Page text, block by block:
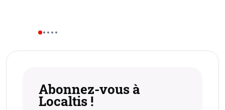
Abonnez-vous à
Localtis !